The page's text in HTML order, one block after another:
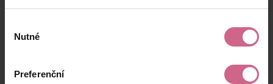
souhlasu
Nutné
Preferenční